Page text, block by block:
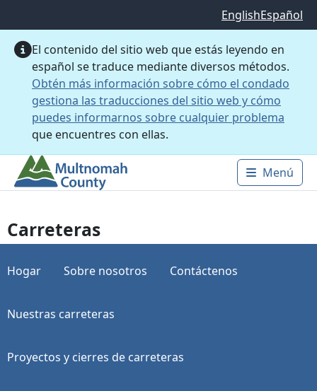
EnglishEspañol
El contenido del sitio web que estás leyendo en
español se traduce mediante diversos métodos.
Obtén más información sobre cómo el condado
gestiona las traducciones del sitio web y cómo
puedes informarnos sobre cualquier problema
que encuentres con ellas.
Main
Menú
Carreteras
Hogar Sobre nosotros Contáctenos
Nuestras carreteras
Proyectos y cierres de carreteras